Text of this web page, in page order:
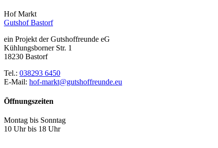
Hof Markt
Gutshof Bastorf
ein Projekt der Gutshoffreunde eG
Kühlungsborner Str. 1
18230 Bastorf
Tel.: 038293 6450
E-Mail: hof-markt@gutshoffreunde.eu
Öffnungszeiten
Montag bis Sonntag
10 Uhr bis 18 Uhr